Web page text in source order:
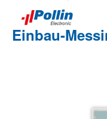
Einbau-